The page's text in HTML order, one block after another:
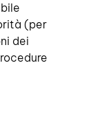
(per
dei